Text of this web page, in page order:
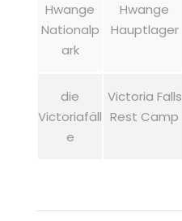
Hwange
Nationalp
ark
Hwange
Hauptlager
die
Victoriafäll
e
Victoria Falls
Rest Camp